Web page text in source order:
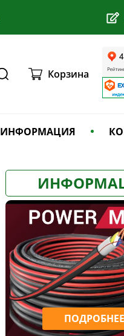
Корзина
ИНФОРМАЦИЯ
ПОДРОБНЕЕ